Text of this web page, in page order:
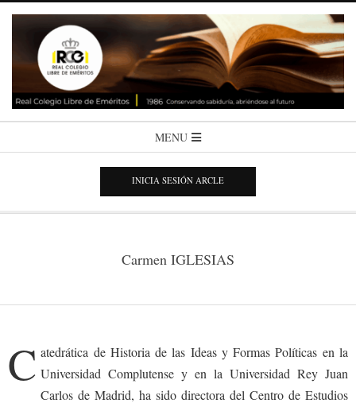
Skip
COLEGIO
LIBRE
DE
EMÉRITOS
Navigation
MENU
INICIA SESIÓN ARCLE
Carmen IGLESIAS
C atedrática de Historia de las Ideas y Formas Políticas en la
Universidad Complutense y en la Universidad Rey Juan
Carlos de Madrid, ha sido directora del Centro de Estudios